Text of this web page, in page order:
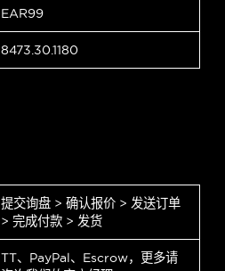
EAR99
8473.30.1180
提交询盘 > 确认报价 > 发送订单
> 完成付款 > 发货
TT、PayPal、Escrow，更多请